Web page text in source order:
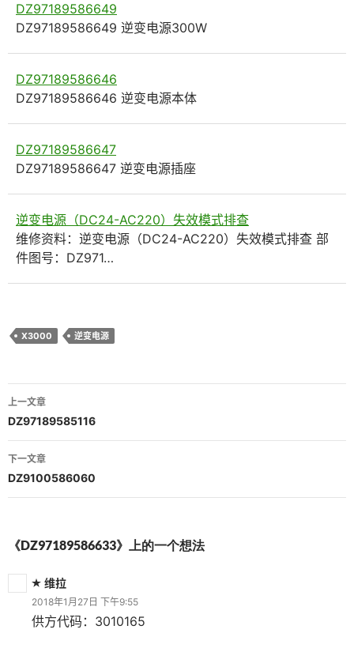
DZ97189586649
DZ97189586649 逆变电源300W
DZ97189586646
DZ97189586646 逆变电源本体
DZ97189586647
DZ97189586647 逆变电源插座
逆变电源（DC24-AC220）失效模式排查
维修资料：逆变电源（DC24-AC220）失效模式排查 部
件图号：DZ971…
X3000 逆变电源
文
章
导
航
上一文章
DZ97189585116
下一文章
DZ9100586060
《DZ97189586633》上的一个想法
维拉
2018年1月27日 下午9:55
供方代码：3010165